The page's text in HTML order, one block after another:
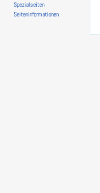
Spezialseiten
Seiten­­informationen